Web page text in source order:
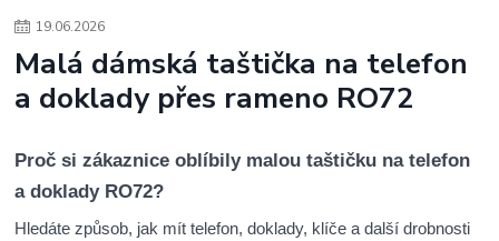
19.06.2026
Malá dámská taštička na telefon
a doklady přes rameno RO72
Proč si zákaznice oblíbily malou taštičku na telefon
a doklady RO72?
Hledáte způsob, jak mít telefon, doklady, klíče a další drobnosti